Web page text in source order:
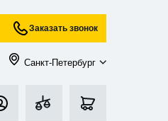
Заказать звонок
Санкт-Петербург